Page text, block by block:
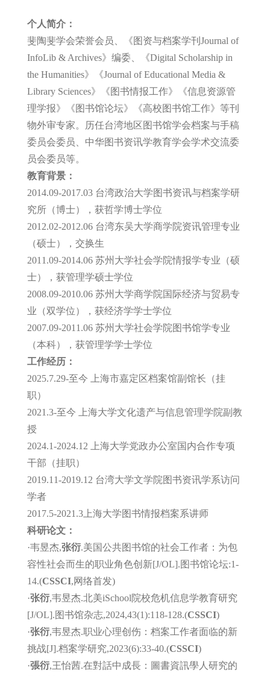
个人简介：
斐陶斐学会荣誉会员、《图资与档案学刊Journal of
InfoLib & Archives》编委、《Digital Scholarship in
the Humanities》《Journal of Educational Media &
Library Sciences》《图书情报工作》《信息资源管
理学报》《图书馆论坛》《高校图书馆工作》等刊
物外审专家。历任台湾地区图书馆学会档案与手稿
委员会委员、中华图书资讯学教育学会学术交流委
员会委员等。
教育背景：
2014.09-2017.03 台湾政治大学图书资讯与档案学研
究所（博士），获哲学博士学位
2012.02-2012.06 台湾东吴大学商学院资讯管理专业
（硕士），交换生
2011.09-2014.06 苏州大学社会学院情报学专业（硕
士），获管理学硕士学位
2008.09-2010.06 苏州大学商学院国际经济与贸易专
业（双学位），获经济学学士学位
2007.09-2011.06 苏州大学社会学院图书馆学专业
（本科），获管理学学士学位
工作经历：
2025.7.29-至今 上海市嘉定区档案馆副馆长（挂
职）
2021.3-至今 上海大学文化遗产与信息管理学院副教
授
2024.1-2024.12 上海大学党政办公室国内合作专项
干部（挂职）
2019.11-2019.12 台湾大学文学院图书资讯学系访问
学者
2017.5-2021.3上海大学图书情报档案系讲师
科研论文：
·韦昱杰,张衍.美国公共图书馆的社会工作者：为包
容性社会而生的职业角色创新[J/OL].图书馆论坛:1-
14.(CSSCI,网络首发)
·张衍,韦昱杰.北美iSchool院校危机信息学教育研究
[J/OL].图书馆杂志,2024,43(1):118-128.(CSSCI)
·张衍,韦昱杰.职业心理创伤：档案工作者面临的新
挑战[J].档案学研究,2023(6):33-40.(CSSCI)
·張衍,王怡茜.在對話中成長：圖書資訊學人研究的